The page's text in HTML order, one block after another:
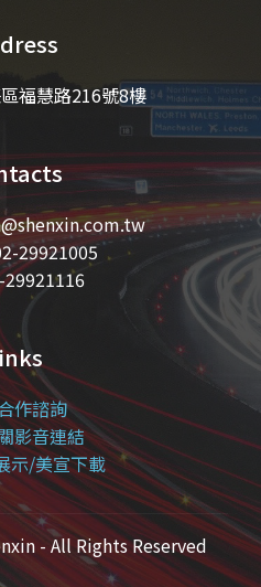
福慧路216號8樓
29921005
29921116
作諮詢
影音連結
示/美宣下載
- All Rights Reserved